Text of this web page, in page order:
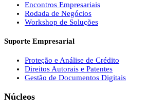
Encontros Empresariais
Rodada de Negócios
Workshop de Soluções
Suporte Empresarial
Proteção e Análise de Crédito
Direitos Autorais e Patentes
Gestão de Documentos Digitais
Núcleos